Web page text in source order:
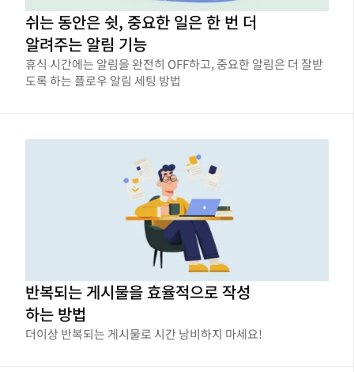
쉬는 동안은 쉿, 중요한 일은 한 번 더
알려주는 알림 기능
휴식 시간에는 알림을 완전히 OFF하고, 중요한 알림은 더 잘받
도록 하는 플로우 알림 세팅 방법
반복되는 게시물을 효율적으로 작성
하는 방법
더이상 반복되는 게시물로 시간 낭비하지 마세요!